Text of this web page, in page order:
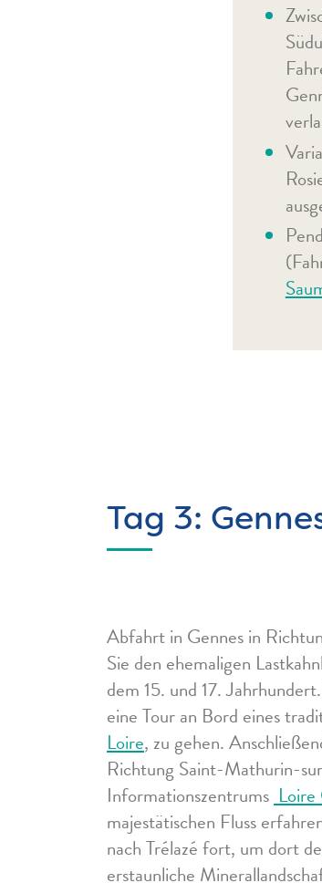
Tag 3:
Abfahrt in Gennes in
Sie den ehemaligen
dem 15. und 17.
eine Tour an Bord eines
Loire, zu gehen.
Richtung Saint-Mathurin-
Informationszentrums Loire
majestätischen Fluss
nach Trélazé fort, um dort
erstaunliche